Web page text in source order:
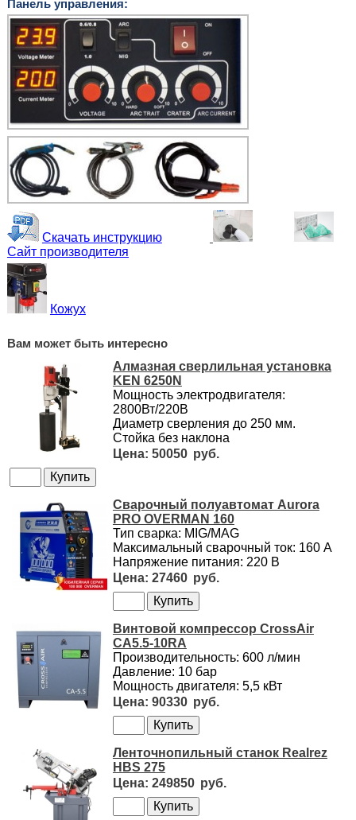
Панель управления:
Скачать инструкцию
Сайт производителя
Кожух
Вам может быть интересно
Алмазная сверлильная установка
KEN 6250N
Мощность электродвигателя:
2800Вт/220В
Диаметр сверления до 250 мм.
Стойка без наклона
50050
Сварочный полуавтомат Aurora
PRO OVERMAN 160
Тип сварка: MIG/MAG
Максимальный сварочный ток: 160 А
Напряжение питания: 220 В
27460
Винтовой компрессор CrossAir
CA5.5-10RA
Производительность: 600 л/мин
Давление: 10 бар
Мощность двигателя: 5,5 кВт
90330
Ленточнопильный станок Realrez
HBS 275
249850